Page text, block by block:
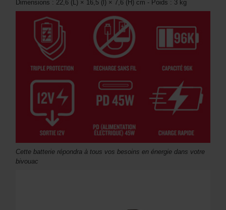
Dimensions : 22,6 (L) × 16,5 (l) × 7,6 (H) cm - Poids : 3 kg
Cette batterie répondra à tous vos besoins en énergie dans votre
bivouac